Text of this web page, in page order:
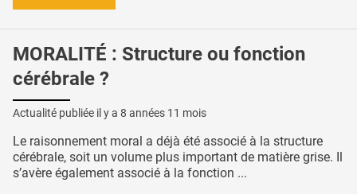
MORALITÉ : Structure ou fonction
cérébrale ?
Actualité publiée il y a 8 années 11 mois
Le raisonnement moral a déjà été associé à la structure
cérébrale, soit un volume plus important de matière grise. Il
s’avère également associé à la fonction ...